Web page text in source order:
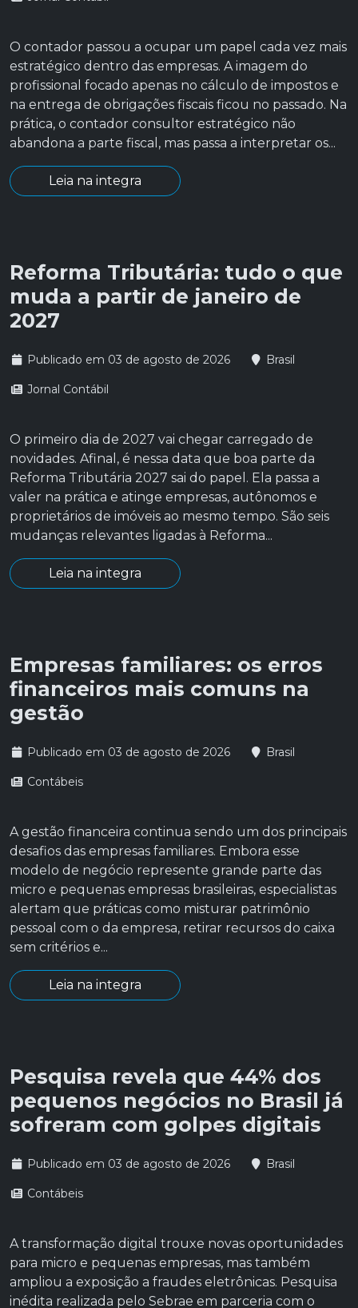
O contador passou a ocupar um papel cada vez mais
estratégico dentro das empresas. A imagem do
profissional focado apenas no cálculo de impostos e
na entrega de obrigações fiscais ficou no passado. Na
prática, o contador consultor estratégico não
abandona a parte fiscal, mas passa a interpretar os...
Leia na integra
Reforma Tributária: tudo o que
muda a partir de janeiro de
2027
Publicado em 03 de agosto de 2026 Brasil
Jornal Contábil
O primeiro dia de 2027 vai chegar carregado de
novidades. Afinal, é nessa data que boa parte da
Reforma Tributária 2027 sai do papel. Ela passa a
valer na prática e atinge empresas, autônomos e
proprietários de imóveis ao mesmo tempo. São seis
mudanças relevantes ligadas à Reforma...
Leia na integra
Empresas familiares: os erros
financeiros mais comuns na
gestão
Publicado em 03 de agosto de 2026 Brasil
Contábeis
A gestão financeira continua sendo um dos principais
desafios das empresas familiares. Embora esse
modelo de negócio represente grande parte das
micro e pequenas empresas brasileiras, especialistas
alertam que práticas como misturar patrimônio
pessoal com o da empresa, retirar recursos do caixa
sem critérios e...
Leia na integra
Pesquisa revela que 44% dos
pequenos negócios no Brasil já
sofreram com golpes digitais
Publicado em 03 de agosto de 2026 Brasil
Contábeis
A transformação digital trouxe novas oportunidades
para micro e pequenas empresas, mas também
ampliou a exposição a fraudes eletrônicas. Pesquisa
inédita realizada pelo Sebrae em parceria com o